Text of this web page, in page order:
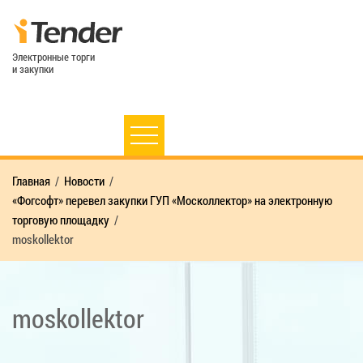
Электронные торги
и закупки
Главная
Новости
«Фогсофт» перевел закупки ГУП «Москоллектор» на электронную
торговую площадку
moskollektor
moskollektor